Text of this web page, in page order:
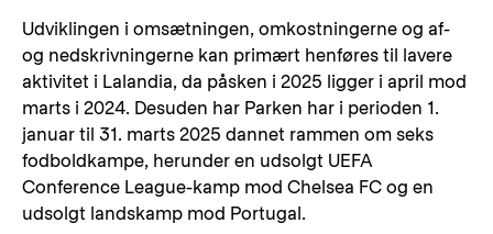
Udviklingen i omsætningen, omkostningerne og af-
og nedskrivningerne kan primært henføres til lavere
aktivitet i Lalandia, da påsken i 2025 ligger i april mod
marts i 2024. Desuden har Parken har i perioden 1.
januar til 31. marts 2025 dannet rammen om seks
fodboldkampe, herunder en udsolgt UEFA
Conference League-kamp mod Chelsea FC og en
udsolgt landskamp mod Portugal.